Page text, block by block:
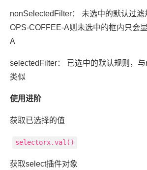
nonSelectedFilter： 未选中的默认过滤
OPS-COFFEE-A则未选中的框内只会
A
selectedFilter： 已选中的默认规则，
类似
使用进阶
获取已选择的值
selectorx.val()
获取select插件对象